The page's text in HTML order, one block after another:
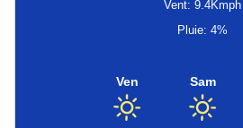
Vent: 9.4Kmph
Pluie: 4%
Ven Sam